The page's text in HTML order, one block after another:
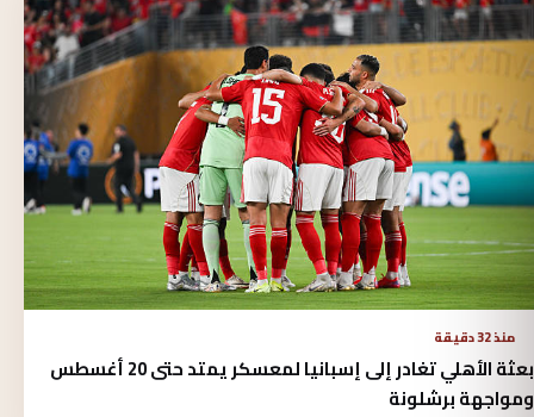
منذ 32 دقيقة
بعثة الأهلي تغادر إلى إسبانيا لمعسكر يمتد حتى 20 أغسطس
ومواجهة برشلونة